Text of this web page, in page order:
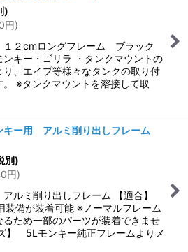
)
円)
２cmロングフレーム ブラック
キー・ゴリラ ・タンクマウントの
り、エイプ等様々なタンクの取り付
。 ※タンクマウントを溶接して取
キー用 アルミ削り出しフレーム
別)
円)
ルミ削り出しフレーム 【適合】
装備が装着可能 ※ノーマルフレーム
るため一部のパーツが装着できませ
】 5Lモンキー純正フレームよりメ